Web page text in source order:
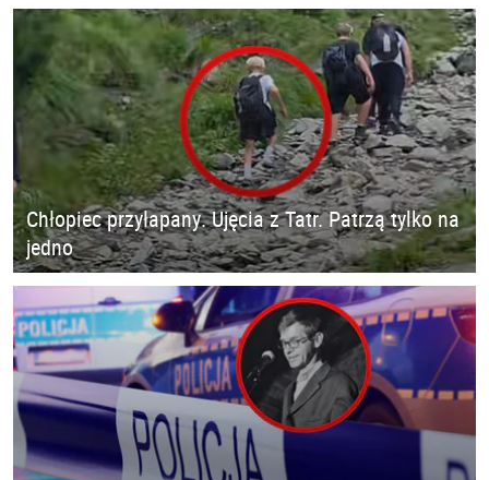
Chłopiec przyłapany. Ujęcia z Tatr. Patrzą tylko na
jedno